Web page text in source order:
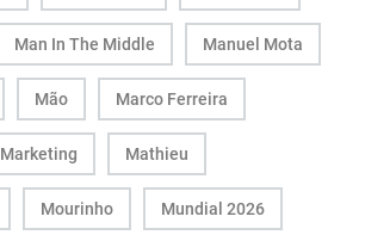
Man In The Middle Manuel Mota
Mão Marco Ferreira
Marketing Mathieu
Mourinho Mundial 2026